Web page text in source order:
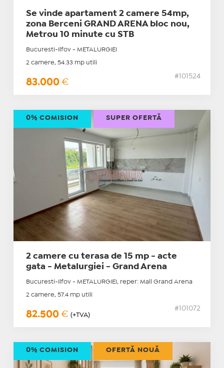
Se vinde apartament 2 camere 54mp,
zona Berceni GRAND ARENA bloc nou,
Metrou 10 minute cu STB
Bucuresti-Ilfov - METALURGIEI
2 camere, 54.33 mp utili
83.000 €
#101524
2 camere cu terasa de 15 mp - acte
gata - Metalurgiei - Grand Arena
Bucuresti-Ilfov - METALURGIEI, reper: Mall Grand Arena
2 camere, 57.4 mp utili
82.500 € (+TVA)
#101072
0% COMISION SUPER OFERTĂ
0% COMISION OFERTĂ NOUĂ